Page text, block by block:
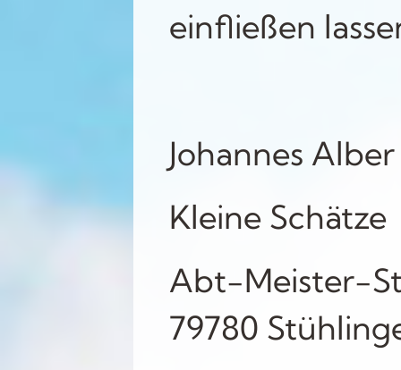
einfließen
Johannes Alber
Kleine Schätze
Abt-Meister-
79780